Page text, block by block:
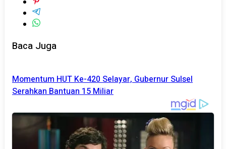
Baca Juga
Momentum HUT Ke-420 Selayar, Gubernur Sulsel
Serahkan Bantuan 15 Miliar